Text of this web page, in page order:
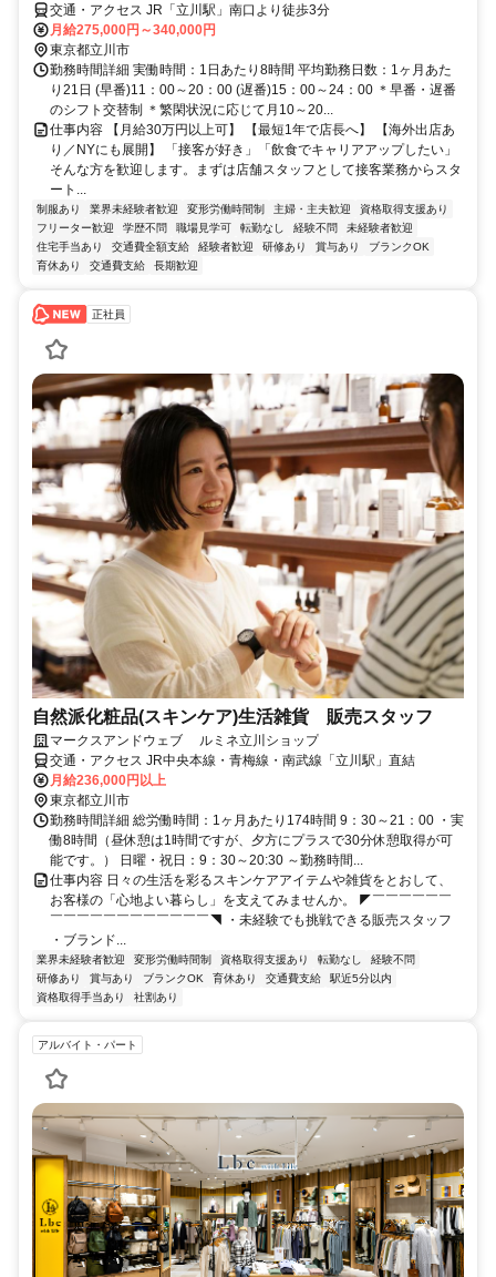
交通・アクセス JR「立川駅」南口より徒歩3分
月給275,000円～340,000円
東京都立川市
勤務時間詳細 実働時間：1日あたり8時間 平均勤務日数：1ヶ月あた
り21日 (早番)11：00～20：00 (遅番)15：00～24：00 ＊早番・遅番
のシフト交替制 ＊繁閑状況に応じて月10～20...
仕事内容 【月給30万円以上可】 【最短1年で店長へ】 【海外出店あ
り／NYにも展開】 「接客が好き」「飲食でキャリアアップしたい」
そんな方を歓迎します。まずは店舗スタッフとして接客業務からスタ
ート...
制服あり 業界未経験者歓迎 変形労働時間制 主婦・主夫歓迎
資格取得支援あり
フリーター歓迎
学歴不問 職場見学可 転勤なし 経験不問
未経験者歓迎
住宅手当あり
交通費全額支給 経験者歓迎 研修あり 賞与あり
ブランクOK
育休あり
交通費支給 長期歓迎
正社員
自然派化粧品(スキンケア)生活雑貨 販売スタッフ
マークスアンドウェブ ルミネ立川ショップ
交通・アクセス JR中央本線・青梅線・南武線「立川駅」直結
月給236,000円以上
東京都立川市
勤務時間詳細 総労働時間：1ヶ月あたり174時間 9：30～21：00 ・実
働8時間（昼休憩は1時間ですが、夕方にプラスで30分休憩取得が可
能です。） 日曜・祝日：9：30～20:30 ～勤務時間...
仕事内容 日々の生活を彩るスキンケアアイテムや雑貨をとおして、
お客様の「心地よい暮らし」を支えてみませんか。 ◤￣￣￣￣￣￣
￣￣￣￣￣￣￣￣￣￣￣￣◥ ・未経験でも挑戦できる販売スタッフ
・ブランド...
業界未経験者歓迎 変形労働時間制 資格取得支援あり 転勤なし
経験不問
研修あり
賞与あり ブランクOK 育休あり 交通費支給
駅近5分以内
資格取得手当あり
社割あり
アルバイト・パート